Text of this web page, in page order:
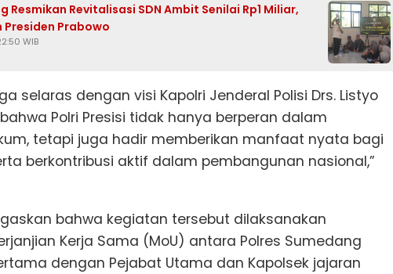
Resmikan Revitalisasi SDN Ambit Senilai Rp1 Miliar,
Presiden Prabowo
WIB
selaras dengan visi Kapolri Jenderal Polisi Drs. Listyo
Polri Presisi tidak hanya berperan dalam
tetapi juga hadir memberikan manfaat nyata bagi
berkontribusi aktif dalam pembangunan nasional,”
bahwa kegiatan tersebut dilaksanakan
Kerja Sama (MoU) antara Polres Sumedang
dengan Pejabat Utama dan Kapolsek jajaran